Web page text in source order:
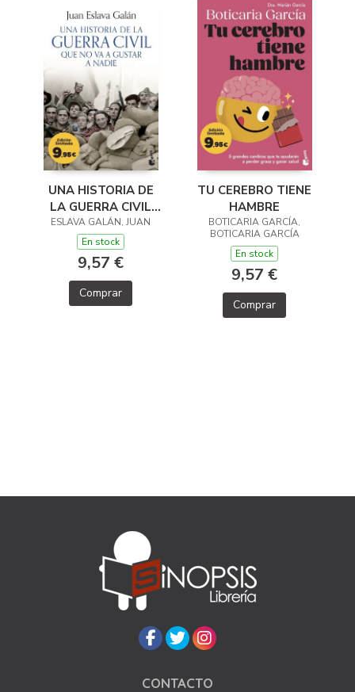
UNA HISTORIA DE
LA GUERRA CIVIL
QUE NO VA A
GUSTAR A NADIE
ESLAVA GALÁN, JUAN
En stock
9,57 €
Comprar
TU CEREBRO TIENE
HAMBRE
BOTICARIA GARCÍA,
BOTICARIA GARCÍA
En stock
9,57 €
Comprar
CONTACTO